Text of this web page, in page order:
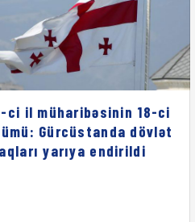
ci il müharibəsinin 18-ci
Gürcüstanda dövlət
yarıya endirildi